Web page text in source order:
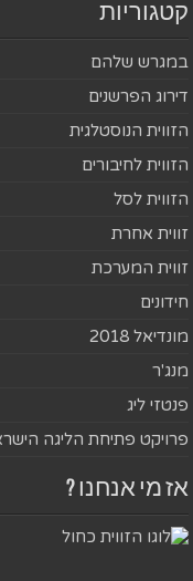
קטגוריות
במגרש שלהם
דירוג הפרשנים
הזווית הנוסטלגית
הזווית לחיבורים
הזווית לסל
זווית אחרת
זווית המערכת
חידונים
מונדיאל 2018
מנג'ר
פנטזי ליג
פרויקט פתיחת הליגה
אז מי אנחנו ?